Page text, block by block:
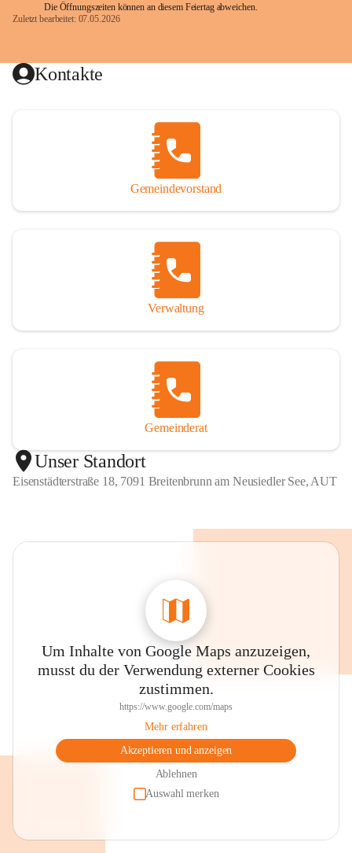
Die Öffnungszeiten können an diesem Feiertag abweichen.
Zuletzt bearbeitet: 07.05.2026
Kontakte
Gemeindevorstand
Verwaltung
Gemeinderat
Unser Standort
Eisenstädterstraße 18, 7091 Breitenbrunn am Neusiedler See, AUT
Um Inhalte von Google Maps anzuzeigen,
musst du der Verwendung externer Cookies
zustimmen.
https://www.google.com/maps
Mehr erfahren
Akzeptieren und anzeigen
Ablehnen
Auswahl merken